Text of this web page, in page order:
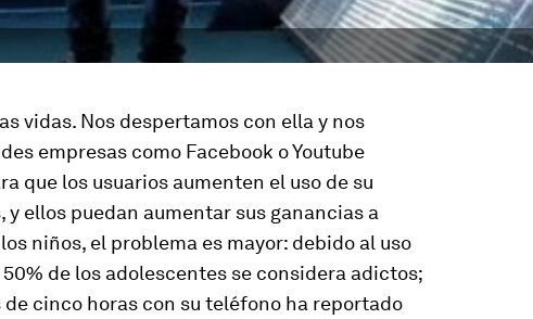
vidas. Nos despertamos con ella y nos
empresas como Facebook o Youtube
que los usuarios aumenten el uso de su
y ellos puedan aumentar sus ganancias a
niños, el problema es mayor: debido al uso
de los adolescentes se considera adictos;
de cinco horas con su teléfono ha reportado